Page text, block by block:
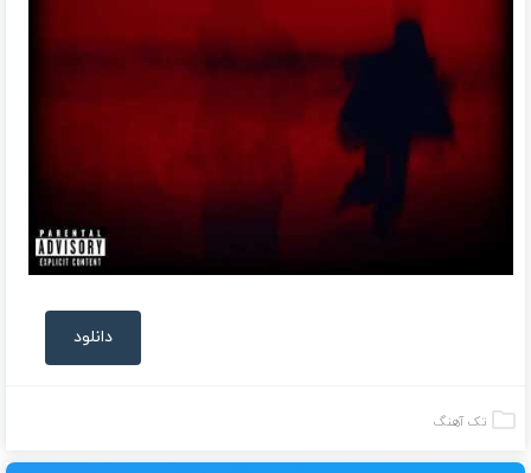
دانلود
تک آهنگ